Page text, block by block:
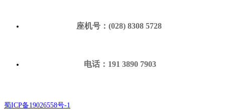
座机号：(028) 8308 5728
电话：191 3890 7903
蜀ICP备19026558号-1